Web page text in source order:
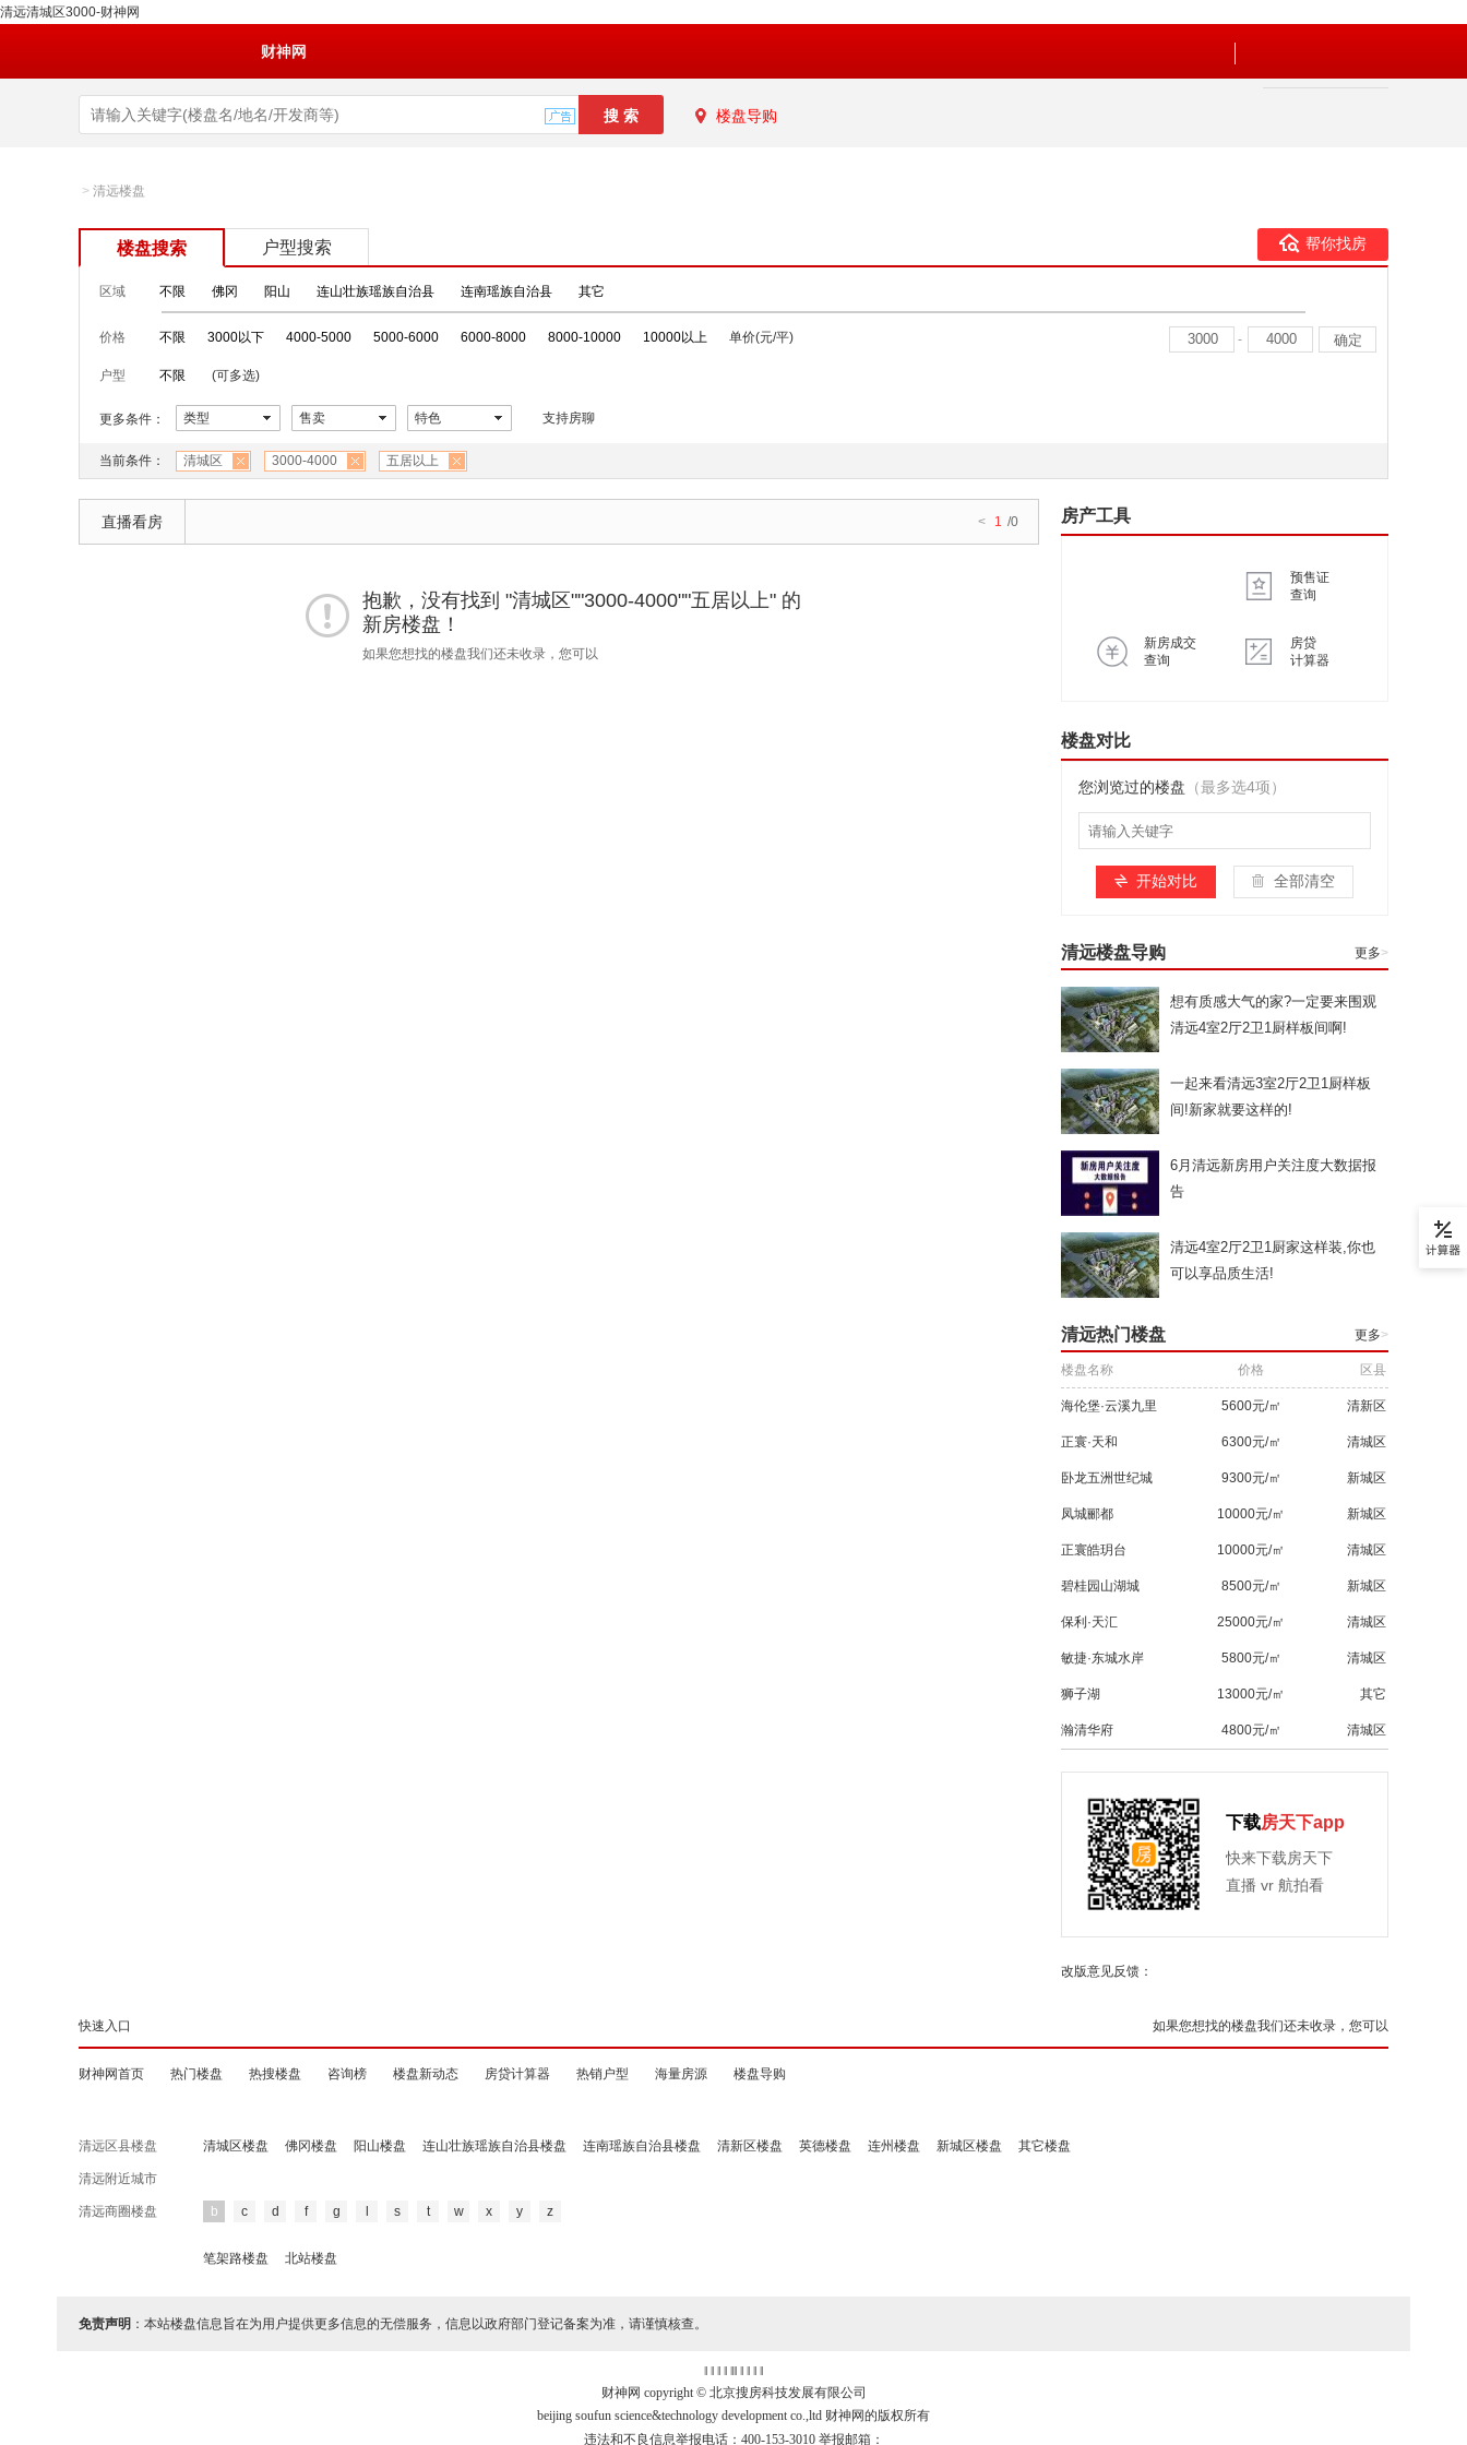
清远清城区3000-财神网
财神网
楼盘导购
> 清远楼盘
楼盘搜索 户型搜索 帮你找房
区域 不限 佛冈 阳山 连山壮族瑶族自治县 连南瑶族自治县 其它
价格 不限 3000以下 4000-5000 5000-6000 6000-8000 8000-10000 10000以上 单价(元/平) -
户型 不限 (可多选)
更多条件： 类型 售卖 特色 支持房聊
当前条件： 清城区 3000-4000 五居以上
直播看房 < 1 /0
抱歉，没有找到 "清城区""3000-4000""五居以上" 的
新房楼盘！
如果您想找的楼盘我们还未收录，您可以
房产工具
预售证
查询
新房成交
查询
房贷
计算器
楼盘对比
您浏览过的楼盘 （最多选4项）
开始对比 全部清空
清远楼盘导购 更多>
想有质感大气的家?一定要来围观
清远4室2厅2卫1厨样板间啊!
一起来看清远3室2厅2卫1厨样板
间!新家就要这样的!
6月清远新房用户关注度大数据报
告
清远4室2厅2卫1厨家这样装,你也
可以享品质生活!
清远热门楼盘 更多>
楼盘名称 价格 区县
海伦堡·云溪九里 5600元/㎡ 清新区
正寰·天和 6300元/㎡ 清城区
卧龙五洲世纪城 9300元/㎡ 新城区
凤城郦都 10000元/㎡ 新城区
正寰皓玥台 10000元/㎡ 清城区
碧桂园山湖城 8500元/㎡ 新城区
保利·天汇 25000元/㎡ 清城区
敏捷·东城水岸 5800元/㎡ 清城区
狮子湖 13000元/㎡ 其它
瀚清华府 4800元/㎡ 清城区
下载房天下app
快来下载房天下
直播 vr 航拍看
改版意见反馈：
如果您想找的楼盘我们还未收录，您可以
快速入口
财神网首页 热门楼盘 热搜楼盘 咨询榜 楼盘新动态 房贷计算器 热销户型 海量房源 楼盘导购
清远区县楼盘 清城区楼盘 佛冈楼盘 阳山楼盘 连山壮族瑶族自治县楼盘 连南瑶族自治县楼盘 清新区楼盘 英德楼盘 连州楼盘 新城区楼盘 其它楼盘
清远附近城市
清远商圈楼盘 b c d f g s t w x y z
笔架路楼盘 北站楼盘
免责声明 ：本站楼盘信息旨在为用户提供更多信息的无偿服务，信息以政府部门登记备案为准，请谨慎核查。
‖ ‖ ‖ ‖ ‖‖ ‖ ‖ ‖ ‖
财神网 copyright © 北京搜房科技发展有限公司
beijing soufun science&technology development co.,ltd 财神网的版权所有
违法和不良信息举报电话：400-153-3010 举报邮箱：